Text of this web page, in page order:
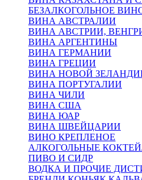
БЕЗАЛКОГОЛЬНОЕ
ВИНА АВСТРАЛИИ
ВИНА АВСТРИИ,
ВИНА АРГЕНТИНЫ
ВИНА ГЕРМАНИИ
ВИНА ГРЕЦИИ
ВИНА НОВОЙ
ВИНА ПОРТУГАЛИИ
ВИНА ЧИЛИ
ВИНА США
ВИНА ЮАР
ВИНА ШВЕЙЦАРИИ
ВИНО КРЕПЛЕНОЕ
АЛКОГОЛЬНЫЕ
ПИВО И СИДР
ВОДКА И ПРОЧИЕ